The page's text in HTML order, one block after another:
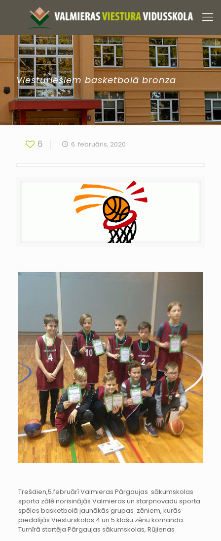
Viesturiešiem basketbolā bronza
6 6. februāris, 2020
Trešdien,5.februārī Valmieras Pārgaujas sākumskolas
sporta zālē norisinājās Valmieras un starpnovadu sporta
spēles basketbolā jaunākās grupas zēniem, kurās
piedalījās Viesturskolas 4.un 5.klašu zēnu komanda.
Turnīrā startēja Pārgaujas sākumskolas, Rūjienas